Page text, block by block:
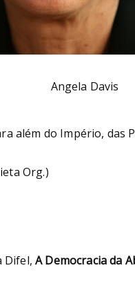
Angela Davis
além do Império, das
Org.)
Difel,A Democracia da